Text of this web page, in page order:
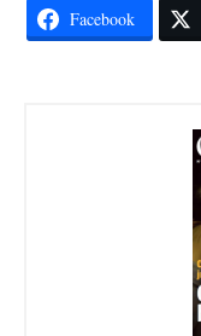
Facebook